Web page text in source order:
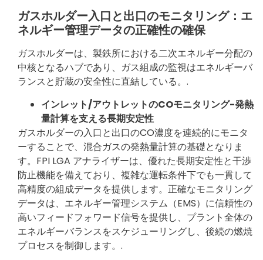
ガスホルダー入口と出口のモニタリング：エ
ネルギー管理データの正確性の確保
ガスホルダーは、製鉄所における二次エネルギー分配の
中核となるハブであり、ガス組成の監視はエネルギーバ
ランスと貯蔵の安全性に直結している。.
インレット/アウトレットのCOモニタリング-発熱
量計算を支える長期安定性
ガスホルダーの入口と出口のCO濃度を連続的にモニタ
ーすることで、混合ガスの発熱量計算の基礎となりま
す。FPI LGA アナライザーは、優れた長期安定性と干渉
防止機能を備えており、複雑な運転条件下でも一貫して
高精度の組成データを提供します。正確なモニタリング
データは、エネルギー管理システム（EMS）に信頼性の
高いフィードフォワード信号を提供し、プラント全体の
エネルギーバランスをスケジューリングし、後続の燃焼
プロセスを制御します。.